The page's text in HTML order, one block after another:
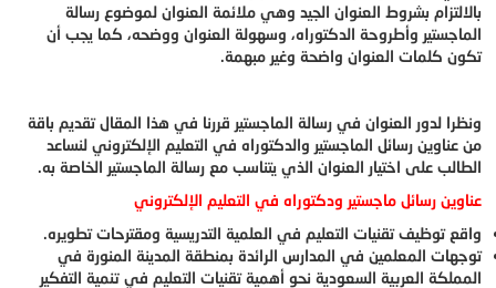
بالالتزام بشروط العنوان الجيد وهي ملائمة العنوان لموضوع رسالة
الماجستير وأطروحة الدكتوراه، وسهولة العنوان ووضحه، كما يجب أن
تكون كلمات العنوان واضحة وغير مبهمة.
ونظرا لدور العنوان في رسالة الماجستير قررنا في هذا المقال تقديم باقة
من عناوين رسائل الماجستير والدكتوراه في التعليم الإلكتروني لنساعد
الطالب على اختيار العنوان الذي يتناسب مع رسالة الماجستير الخاصة به.
عناوين رسائل ماجستير ودكتوراه في التعليم الإلكتروني
واقع توظيف تقنيات التعليم في العلمية التدريسية ومقترحات تطويره.
توجهات المعلمين في المدارس الرائدة بمنطقة المدينة المنورة في
المملكة العربية السعودية نحو أهمية تقنيات التعليم في تنمية التفكير